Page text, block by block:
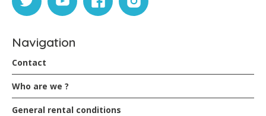
Navigation
Contact
Who are we ?
General rental conditions